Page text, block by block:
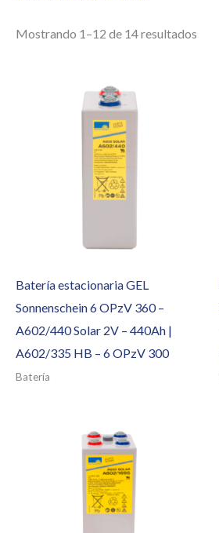
Mostrando 1–12 de 14 resultados
Batería estacionaria GEL
Sonnenschein 6 OPzV 360 –
A602/440 Solar 2V – 440Ah |
A602/335 HB – 6 OPzV 300
Batería